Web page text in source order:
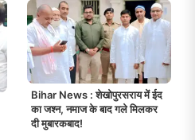
Bihar News : शेखोपुरसराय में ईद
का जश्न, नमाज के बाद गले मिलकर
दी मुबारकबाद!